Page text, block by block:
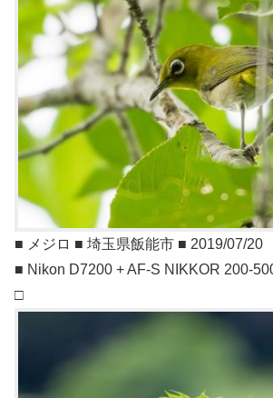
■ メジロ ■ 埼玉県飯能市 ■ 2019/07/20
■ Nikon D7200 + AF-S NIKKOR 200-
□